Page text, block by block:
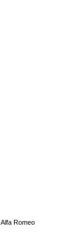
Alfa Romeo